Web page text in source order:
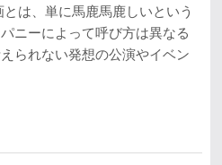
は、単に馬鹿馬鹿しいという
ニーによって呼び方は異なる
られない発想の公演やイベン